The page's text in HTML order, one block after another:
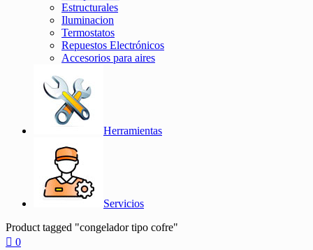
Estructurales
Iluminacion
Termostatos
Repuestos Electrónicos
Accesorios para aires
Herramientas
Servicios
Product tagged "congelador tipo cofre"
0